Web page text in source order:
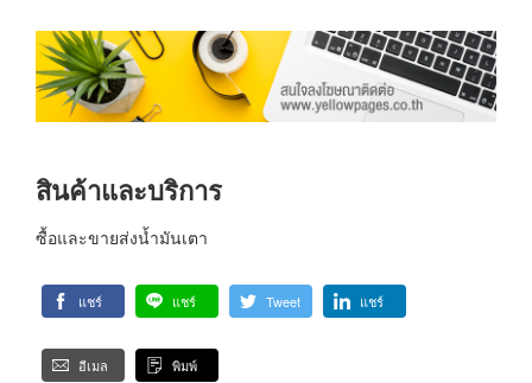
สินค้าและบริการ
ซื้อและขายส่งน้ำมันเตา
แชร์ แชร์ Tweet แชร์
อีเมล พิมพ์